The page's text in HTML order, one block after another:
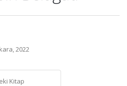
2022
Kitap